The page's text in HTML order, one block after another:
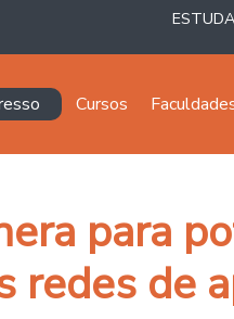
principal
Cursos
para
redes de